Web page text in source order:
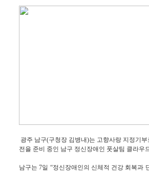
광주 남구(구청장 김병내)는 고향사랑 지정기
전을 준비 중인 남구 정신장애인 풋살팀 클라우
남구는 7일 “정신장애인의 신체적 건강 회복과